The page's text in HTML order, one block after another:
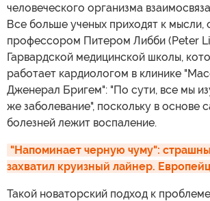
человеческого организма
Все больше ученых приходят к мысли,
профессором Питером Либби (Peter
Гарвардской медицинской школы,
работает кардиологом в клинике
Дженерал Бригем": "По сути, все мы
же заболевание", поскольку в основе
болезней лежит воспаление.
"Напоминает черную чуму":
захватил круизный лайнер.
Такой новаторский подход к